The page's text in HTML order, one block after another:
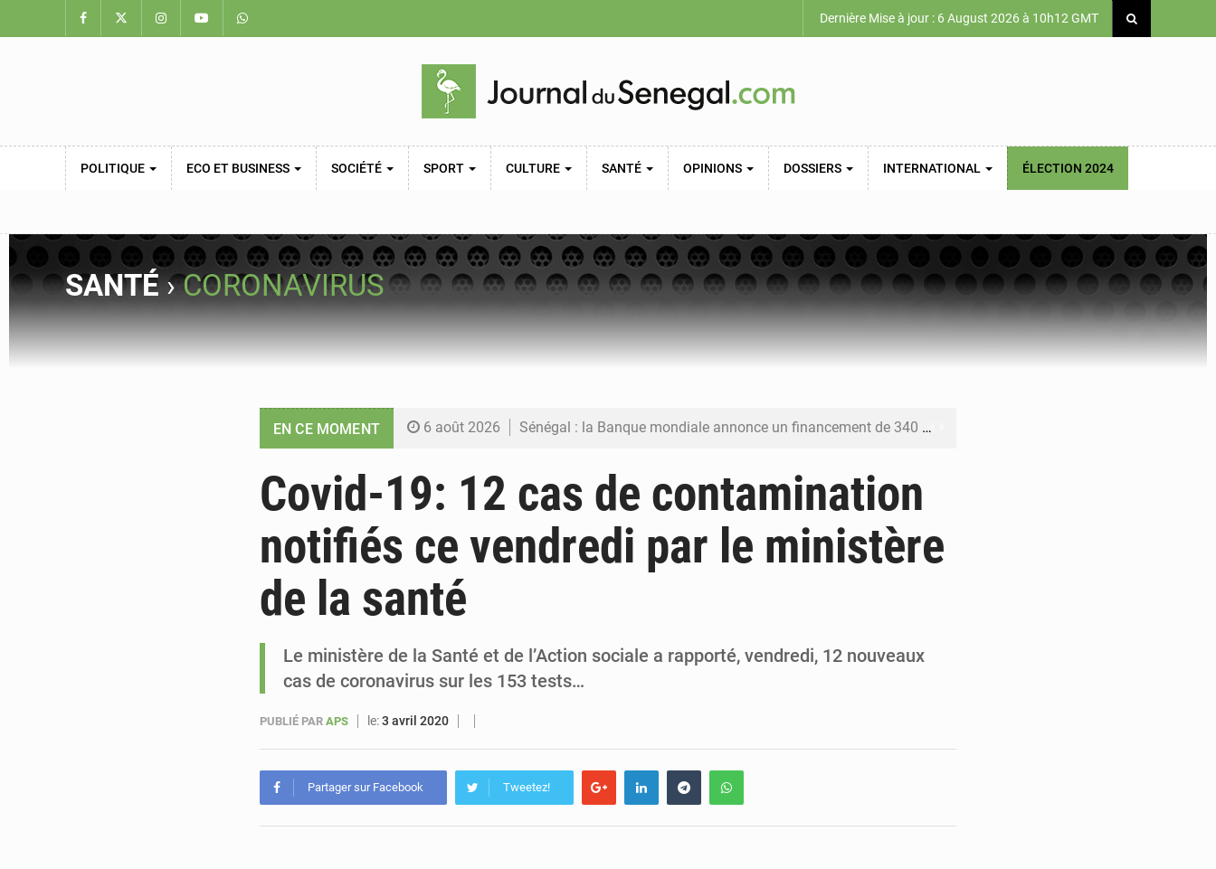
Dernière Mise à jour : 6 August 2026 à 10h12 GMT
POLITIQUE ECO ET BUSINESS SOCIÉTÉ SPORT CULTURE SANTÉ OPINIONS DOSSIERS INTERNATIONAL ÉLECTION 2024
SANTÉ›CORONAVIRUS
EN CE MOMENT 6 août 2026 Sénégal : la Banque mondiale annonce un financement de 340 milliards FCFA pour soutenir les priorités de la Vision Sénégal 2050
5 août 2026 Sénégal : les subventions à l’énergie bondissent à 729 milliards FCFA pour contenir les prix des carburants et de l’électricité
5 août 2026 Sénégal : le niveau du fleuve Sénégal poursuit sa montée à Podor, les autorités appellent à la vigilance
5 août 2026
Covid-19: 12 cas de contamination
notifiés ce vendredi par le ministère
de la santé
Le ministère de la Santé et de l’Action sociale a rapporté, vendredi, 12 nouveaux
cas de coronavirus sur les 153 tests…
PUBLIÉ PAR APS le:3 avril 2020
Partager sur Facebook Tweetez!